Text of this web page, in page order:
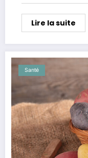
Lire la suite
Santé